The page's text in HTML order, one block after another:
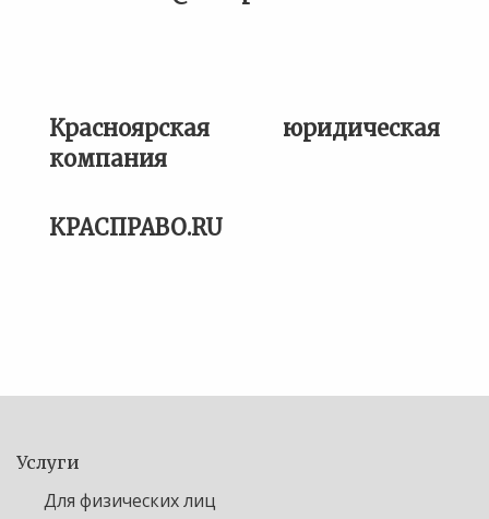
Красноярская юридическая
компания
КРАСПРАВО.RU
Услуги
Для физических лиц